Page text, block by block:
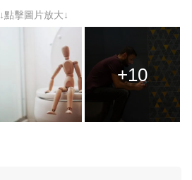
↓點擊圖片放大↓
+10